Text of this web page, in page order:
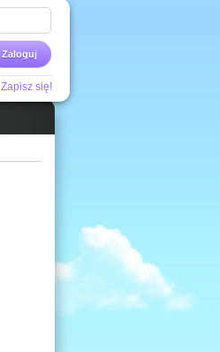
Zaloguj
Zapisz się!